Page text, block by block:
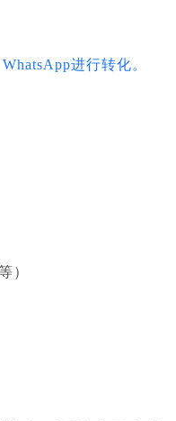
WhatsApp进行转化。
）